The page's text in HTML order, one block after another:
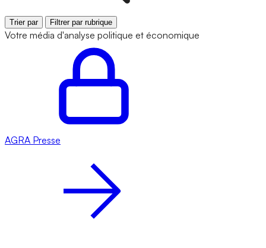
Trier par Filtrer par rubrique
Votre média d'analyse politique et économique
AGRA Presse